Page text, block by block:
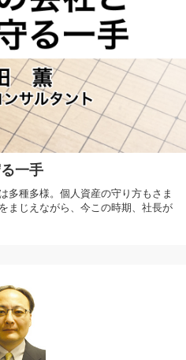
一手
多種多様。個人資産の守り方もさま
まじえながら、今この時期、社長が